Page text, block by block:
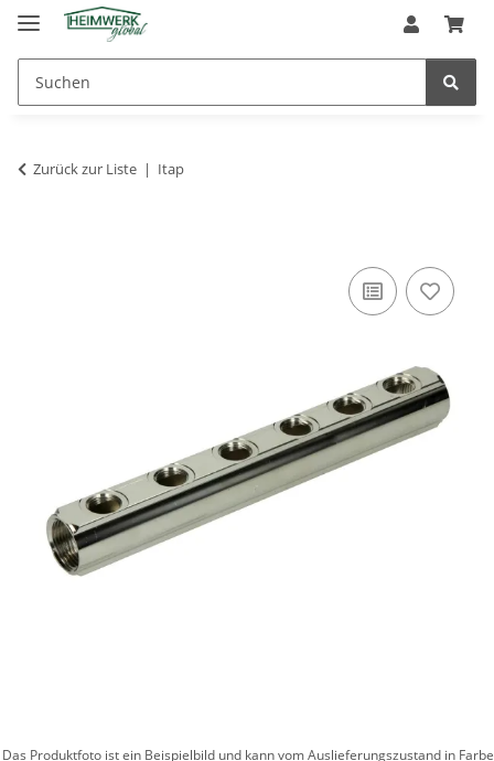
Zurück zur Liste Itap
Das Produktfoto ist ein Beispielbild und kann vom Auslieferungszustand in Farbe